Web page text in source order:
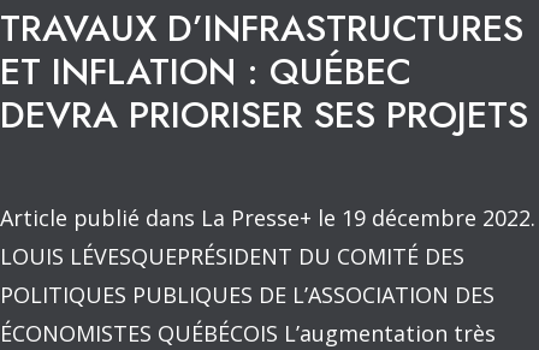
TRAVAUX D’INFRASTRUCTURES
ET INFLATION : QUÉBEC
DEVRA PRIORISER SES PROJETS
Article publié dans La Presse+ le 19 décembre 2022.
LOUIS LÉVESQUEPRÉSIDENT DU COMITÉ DES
POLITIQUES PUBLIQUES DE L’ASSOCIATION DES
ÉCONOMISTES QUÉBÉCOIS L’augmentation très